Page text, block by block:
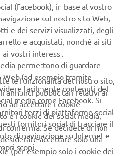
(Facebook), in base al vostro
sul nostro sito Web,
e dei servizi visualizzati, degli
e acquistati, nonché ai siti
vostri interessi.
permettono di guardare
Web (ad esempio tramite
facilmente contenuti del
media come Facebook. Si
terzi di piattaforme social
fornitori social di tracciare il
di navigazione su Internet e
scopi.
le funzionalità del nostro sito,
annunci pubblicitari relativi ai
ad accettare i cookie
e i cookie dei social media,
conferma. Se decidete di non
accettare solo una
(per esempio solo i cookie dei